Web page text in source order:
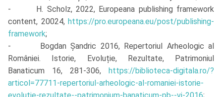
- H. Scholz, 2022, Europeana publishing framework
content, 20024, https://pro.europeana.eu/post/publishing-
framework;
- Bogdan Șandric 2016, Repertoriul Arheologic al
României. Istorie, Evoluție, Rezultate, Patrimoniul
Banaticum 16, 281-306, https://biblioteca-digitala.ro/?
articol=77711-repertoriul-arheologic-al-romaniei-istorie-